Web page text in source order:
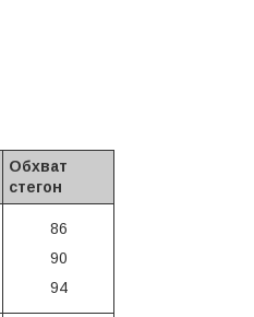
Обхват
стегон
86
90
94